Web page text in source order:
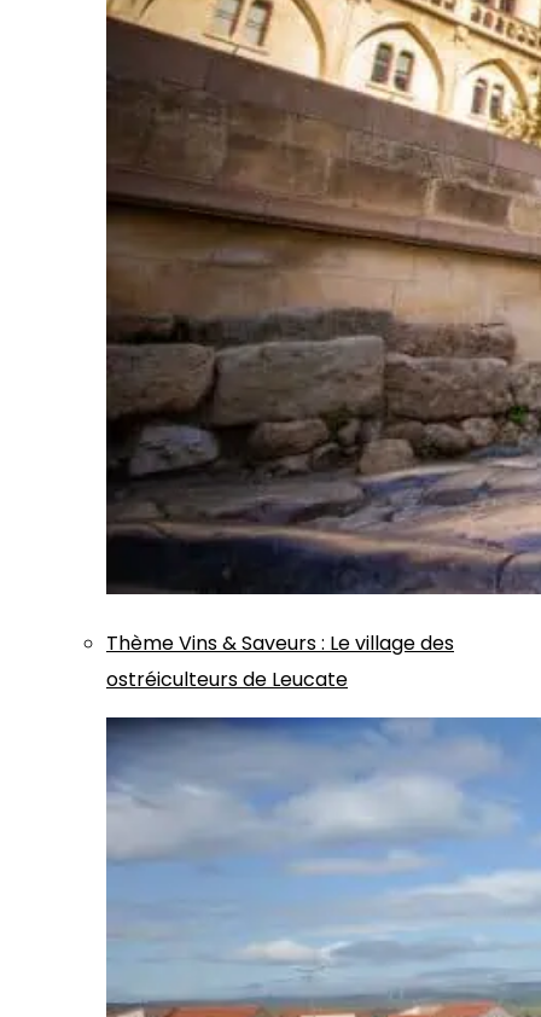
ThèmeVins & Saveurs: Le village des
ostréiculteurs de Leucate